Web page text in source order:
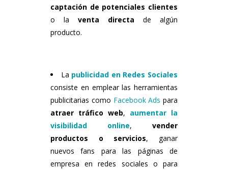
captación de potenciales clientes
o la venta directa de algún
producto.
La publicidad en Redes Sociales
consiste en emplear las herramientas
publicitarias como Facebook Ads para
atraer tráfico web, aumentar la
visibilidad online, vender
productos o servicios, ganar
nuevos fans para las páginas de
empresa en redes sociales o para